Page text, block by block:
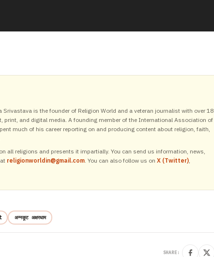
Srivastava is the founder of Religion World and a veteran journalist with over 18
print, and digital media. A founding member of the International Association of
much of his career reporting on and producing content about religion, faith,
all religions and presents it impartially. You can send us information, news,
religionworldin@gmail.com. You can also follow us on X (Twitter),
अन्नकूट अक्षरधाम
SHARE: